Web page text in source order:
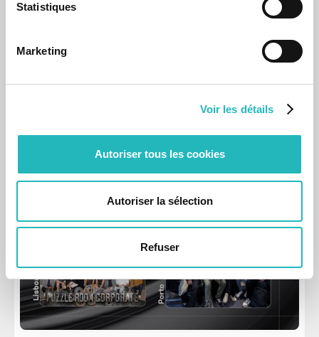
Statistiques
Marketing
Voir les détails
Autoriser tous les cookies
Autoriser la sélection
Refuser